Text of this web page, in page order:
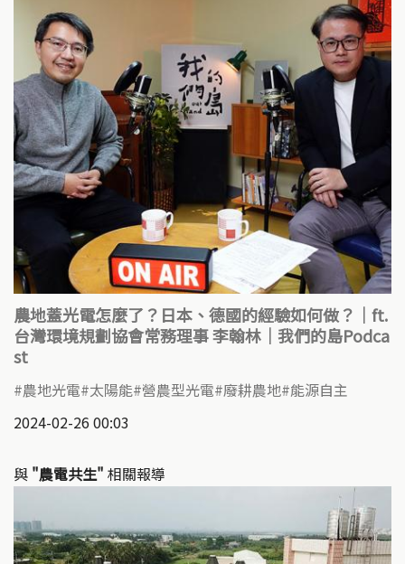
農地蓋光電怎麼了？日本、德國的經驗如何做？｜ft.
台灣環境規劃協會常務理事 李翰林｜我們的島Podca
st
農地光電 太陽能 營農型光電 廢耕農地 能源自主
2024-02-26 00:03
與 "農電共生" 相關報導